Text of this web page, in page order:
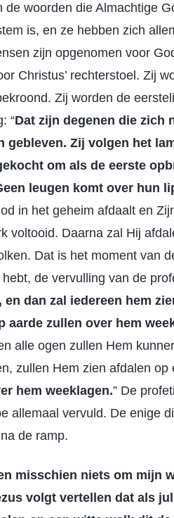
woorden die Almachtige
is, en ze hebben zich
zijn opgenomen voor
Christus’ rechterstoel. Zij
Zij worden de
“Dat zijn degenen die zich
gebleven. Zij volgen het
om als de eerste
leugen komt over hun
in het geheim afdaalt en
voltooid. Daarna zal Hij
Dat is het moment van
de vervulling van de
dan zal iedereen hem
aarde zullen over hem
alle ogen zullen Hem
zullen Hem zien afdalen op
hem weeklagen.” De
allemaal vervuld. De enige
de ramp.
misschien niets om mijn
volgt vertellen dat als